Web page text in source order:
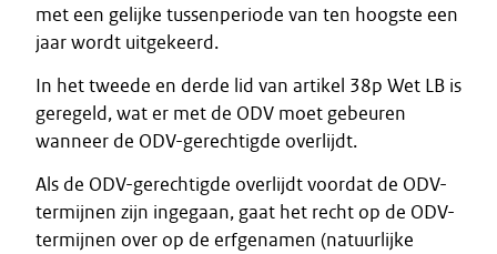
met een gelijke tussenperiode van ten hoogste een
jaar wordt uitgekeerd.
In het tweede en derde lid van artikel 38p Wet LB is
geregeld, wat er met de ODV moet gebeuren
wanneer de ODV-gerechtigde overlijdt.
Als de ODV-gerechtigde overlijdt voordat de ODV-
termijnen zijn ingegaan, gaat het recht op de ODV-
termijnen over op de erfgenamen (natuurlijke